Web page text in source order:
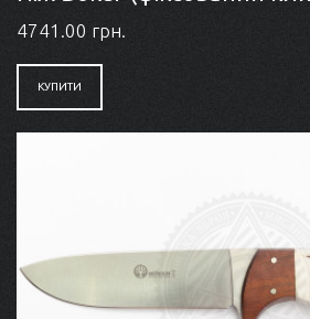
4741.00 грн.
КУПИТИ